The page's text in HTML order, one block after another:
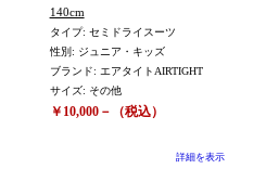
140cm
タイプ: セミドライスーツ
性別: ジュニア・キッズ
ブランド: エアタイトAIRTIGHT
サイズ: その他
￥10,000－（税込）
詳細を表示